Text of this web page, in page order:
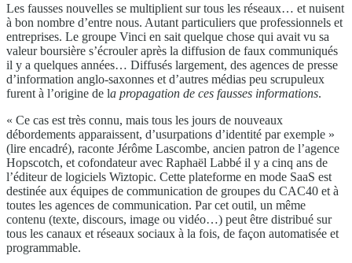
Les fausses nouvelles se multiplient sur tous les réseaux… et nuisent
à bon nombre d’entre nous. Autant particuliers que professionnels et
entreprises. Le groupe Vinci en sait quelque chose qui avait vu sa
valeur boursière s’écrouler après la diffusion de faux communiqués
il y a quelques années… Diffusés largement, des agences de presse
d’information anglo-saxonnes et d’autres médias peu scrupuleux
furent à l’origine de la propagation de ces fausses informations.
« Ce cas est très connu, mais tous les jours de nouveaux
débordements apparaissent, d’usurpations d’identité par exemple »
(lire encadré), raconte Jérôme Lascombe, ancien patron de l’agence
Hopscotch, et cofondateur avec Raphaël Labbé il y a cinq ans de
l’éditeur de logiciels Wiztopic. Cette plateforme en mode SaaS est
destinée aux équipes de communication de groupes du CAC40 et à
toutes les agences de communication. Par cet outil, un même
contenu (texte, discours, image ou vidéo…) peut être distribué sur
tous les canaux et réseaux sociaux à la fois, de façon automatisée et
programmable.